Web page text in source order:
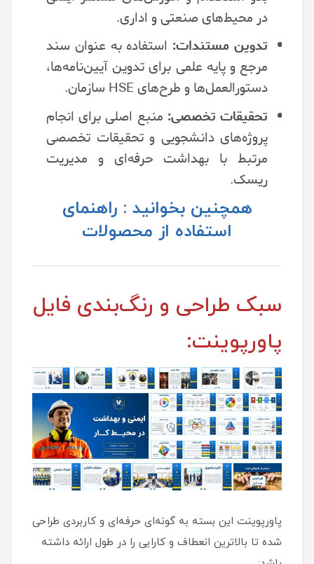
در محیط‌های صنعتی و اداری.
تدوین مستندات: استفاده به عنوان سند
مرجع و پایه علمی برای تدوین آیین‌نامه‌ها،
دستورالعمل‌ها و طرح‌های HSE سازمان.
تحقیقات تخصصی: منبع اصلی برای انجام
پروژه‌های دانشجویی و تحقیقات تخصصی
مرتبط با بهداشت حرفه‌ای و مدیریت
ریسک.
همچنین بخوانید : راهنمای
استفاده از محصولات
سبک طراحی و رنگ‌بندی فایل
پاورپوینت:
پاورپوینت این بسته به گونه‌ای حرفه‌ای و کاربردی طراحی
شده تا بالاترین انعطاف و کارایی را در طول ارائه داشته